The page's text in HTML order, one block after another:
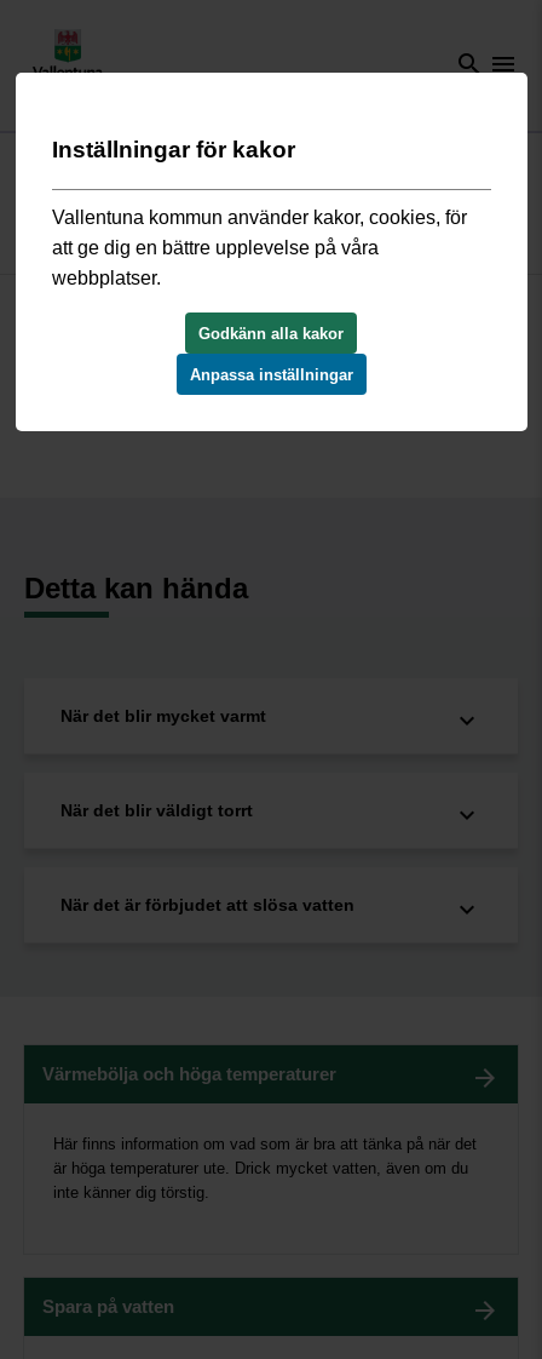
search menu
Start/Omsorg och hjälp /Sommar 2024
Sommar 2024
både om vad du behöver tänka på och länkar till mer
information om hur du kan förbereda dig och bättre hantera
Detta kan hända
När det blir mycket varmt
När det blir väldigt torrt
När det är förbjudet att slösa vatten
Värmebölja och höga temperaturer
Här finns information om vad som är bra att tänka på när det
är höga temperaturer ute. Drick mycket vatten, även om du
inte känner dig törstig.
Spara på vatten
Inställningar för kakor
Vallentuna kommun använder kakor, cookies, för
att ge dig en bättre upplevelse på våra
webbplatser.
Godkänn alla kakor
Anpassa inställningar